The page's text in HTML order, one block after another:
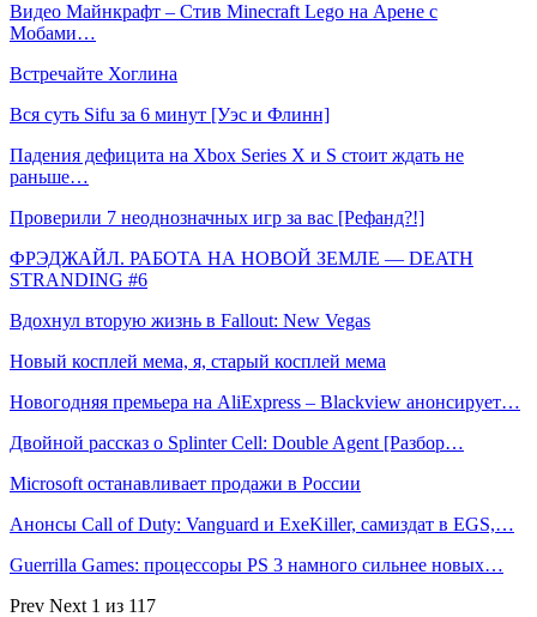
Видео Майнкрафт – Стив Minecraft Lego на Арене с
Мобами…
Встречайте Хоглина
Вся суть Sifu за 6 минут [Уэс и Флинн]
Падения дефицита на Xbox Series X и S стоит ждать не
раньше…
Проверили 7 неоднозначных игр за вас [Рефанд?!]
ФРЭДЖАЙЛ. РАБОТА НА НОВОЙ ЗЕМЛЕ — DEATH
STRANDING #6
Вдохнул вторую жизнь в Fallout: New Vegas
Новый косплей мема, я, старый косплей мема
Новогодняя премьера на AliExpress – Blackview анонсирует…
Двойной рассказ о Splinter Cell: Double Agent [Разбор…
Microsoft останавливает продажи в России
Анонсы Call of Duty: Vanguard и ExeKiller, самиздат в EGS,…
Guerrilla Games: процессоры PS 3 намного сильнее новых…
Prev Next 1 из 117